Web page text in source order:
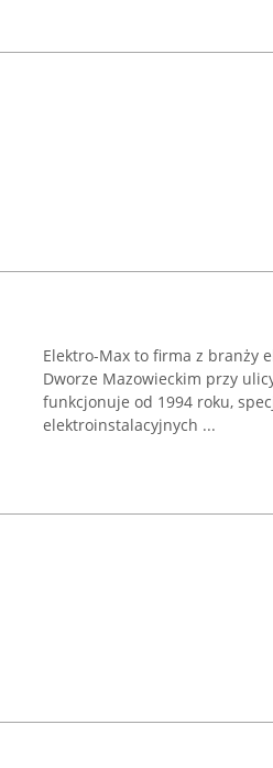
Elektro-Max to firma z branży
Dworze Mazowieckim przy
funkcjonuje od 1994 roku,
elektroinstalacyjnych ...